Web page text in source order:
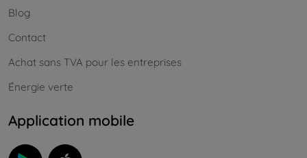
Blog
Contact
Achat sans TVA pour les entreprises
Énergie verte
Application mobile